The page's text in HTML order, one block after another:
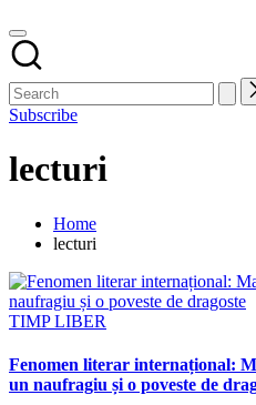
Subscribe
lecturi
Home
lecturi
Posted
TIMP LIBER
Fenomen literar internațional:
un naufragiu și o poveste de